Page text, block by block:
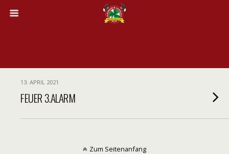
13. APRIL 2021
FEUER 3.ALARM
Zum Seitenanfang